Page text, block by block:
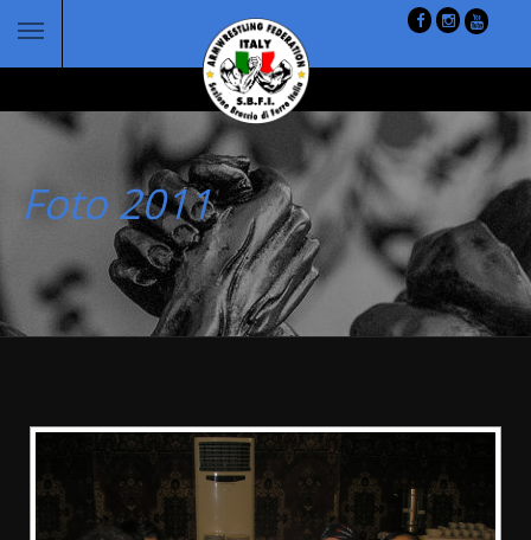
Foto 2011